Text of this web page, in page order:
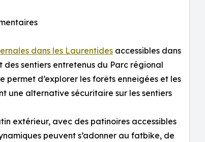
dans les Laurentides accessibles dans
sentiers entretenus du Parc régional
d’explorer les forêts enneigées et les
une alternative sécuritaire sur les sentiers
extérieur, avec des patinoires accessibles
peuvent s’adonner au fatbike, de